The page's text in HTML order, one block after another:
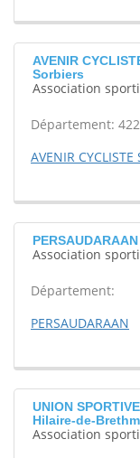
AVENIR
Sorbiers
Association
Département:
AVENIR CYCLISTE
PERSAUDARAAN
Association
Département:
PERSAUDARAAN
UNION
Hilaire-de-
Association